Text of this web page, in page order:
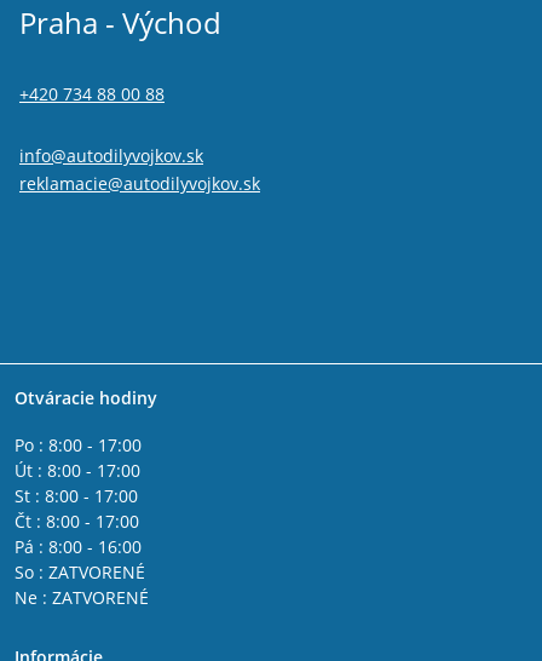
Praha - Východ
+420 734 88 00 88
info@autodilyvojkov.sk
reklamacie@autodilyvojkov.sk
Otváracie hodiny
Po : 8:00 - 17:00
Út : 8:00 - 17:00
St : 8:00 - 17:00
Čt : 8:00 - 17:00
Pá : 8:00 - 16:00
So : ZATVORENÉ
Ne : ZATVORENÉ